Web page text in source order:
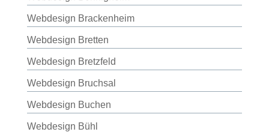
Webdesign Brackenheim
Webdesign Bretten
Webdesign Bretzfeld
Webdesign Bruchsal
Webdesign Buchen
Webdesign Bühl